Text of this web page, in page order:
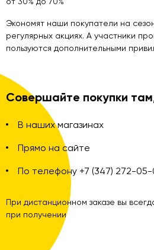
Экономят наши покупатели на
регулярных акциях. А участники
пользуются дополнительными
Совершайте покупки
В наших магазинах
Прямо на сайте
По телефону +7 (347) 272-05-
При дистанционном заказе вы
при получении